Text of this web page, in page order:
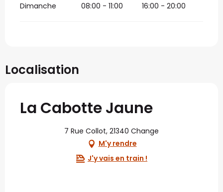
Dimanche 08:00 - 11:00 16:00 - 20:00
Localisation
La Cabotte Jaune
7 Rue Collot, 21340 Change
M'y rendre
J'y vais en train !